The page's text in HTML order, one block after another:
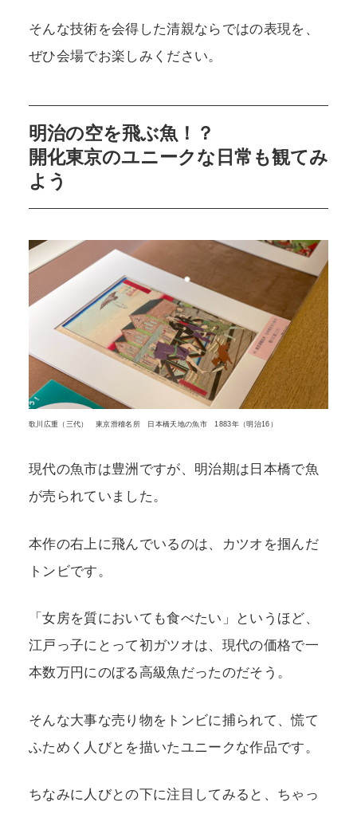
そんな技術を会得した清親ならではの表現を、
ぜひ会場でお楽しみください。
明治の空を飛ぶ魚！？
開化東京のユニークな日常も観てみ
よう
歌川広重（三代） 東京滑稽名所 日本橋天地の魚市 1883年（明治16）
現代の魚市は豊洲ですが、明治期は日本橋で魚
が売られていました。
本作の右上に飛んでいるのは、カツオを掴んだ
トンビです。
「女房を質においても食べたい」というほど、
江戸っ子にとって初ガツオは、現代の価格で一
本数万円にのぼる高級魚だったのだそう。
そんな大事な売り物をトンビに捕られて、慌て
ふためく人びとを描いたユニークな作品です。
ちなみに人びとの下に注目してみると、ちゃっ